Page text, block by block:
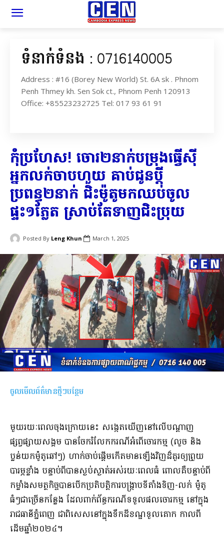
ទំនាក់ទំនង : 0716140005
Address : #16 (Borey New World) St. 6A sk . Phnom
Penh Thmey kh. Sen Sok ct., Phnom Penh 120913
Office: +85523232725 Tel: 017 93 61 91
កុំប្រហែស! ចោរ២នាក់បម្រុងធ្វើស៊ី
អ្នកលក់ចាបហួយ គាប់ជូនប្តី
ប្រពន្ធ២នាក់ ជិះម៉ូតូមកឈប់ចូល
ផ្ទះ១ភ្លែត ស្រាប់តែទាញជិះប្រុយ
Posted By Leng Khun March 1, 2025
ចូលមើលព័ត៌មានថ្មីៗបន្ថែម
មួយរយៈពេលចុងក្រោយនេះ សង្កេតឃើញនៅលើបណ្តាញ
ផ្សព្វផ្សាយសង្គម បានចែករំលែកករណីអំពើចោរកម្ម (លួច និង
ប្លន់យកម៉ូតូឆៅៗ) ហាក់ចាប់ផ្តើមកើតមានឡើងវិញដ៏គួរឲ្យព្រួយ
បារម្ភខ្លាំង បន្ទាប់ពីបានស្ងប់ស្ងាត់អស់រយៈពេលធំ ពោលគឺបន្ទាប់ពី
កម្លាំងសមត្ថកិច្ចបានបើកប្រតិបត្តិការបង្រ្កាបទីតាំងទិញ-លក់ ម៉ូតូ
ធំៗជាច្រើនកន្លែង ដែលពាក់ព័ន្ធករណីទទួលផលចោរកម្ម នៅក្នុង
រាជធានីភ្នំពេញ ជាពិសេសនៅក្នុងទឹកដីខណ្ឌទួលគោក កាលពី
ដើមឆ្នាំ២០២៤។